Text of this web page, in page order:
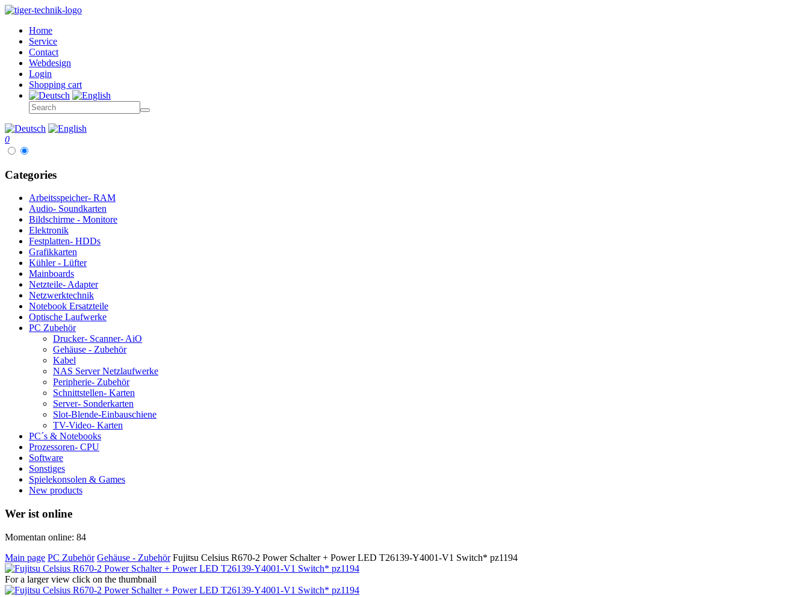
Home
Service
Contact
Webdesign
Login
Shopping cart
0
Categories
Arbeitsspeicher- RAM
Audio- Soundkarten
Bildschirme - Monitore
Elektronik
Festplatten- HDDs
Grafikkarten
Kühler - Lüfter
Mainboards
Netzteile- Adapter
Netzwerktechnik
Notebook Ersatzteile
Optische Laufwerke
PC Zubehör
Drucker- Scanner- AiO
Gehäuse - Zubehör
Kabel
NAS Server Netzlaufwerke
Peripherie- Zubehör
Schnittstellen- Karten
Server- Sonderkarten
Slot-Blende-Einbauschiene
TV-Video- Karten
PC´s & Notebooks
Prozessoren- CPU
Software
Sonstiges
Spielekonsolen & Games
New products
Wer ist online
Momentan online: 84
Main page PC Zubehör Gehäuse - Zubehör Fujitsu Celsius R670-2 Power Schalter + Power LED T26139-Y4001-V1 Switch* pz1194
For a larger view click on the thumbnail